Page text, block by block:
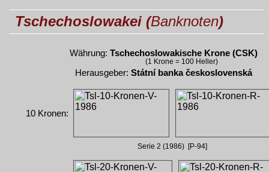
Tschechoslowakei (Banknoten)
Währung: Tschechoslowakische Krone (CSK)
(1 Krone = 100 Heller)
Herausgeber: Státní banka československá
10 Kronen:
Serie 2 (1986) [P-94]